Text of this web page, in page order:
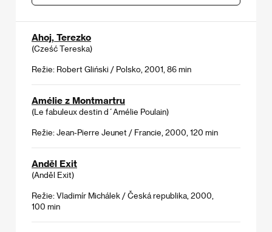
Ahoj, Terezko
(Cześć Tereska)
Režie: Robert Gliński / Polsko, 2001, 86 min
Amélie z Montmartru
(Le fabuleux destin d´Amélie Poulain)
Režie: Jean-Pierre Jeunet / Francie, 2000, 120 min
Anděl Exit
(Anděl Exit)
Režie: Vladimír Michálek / Česká republika, 2000,
100 min